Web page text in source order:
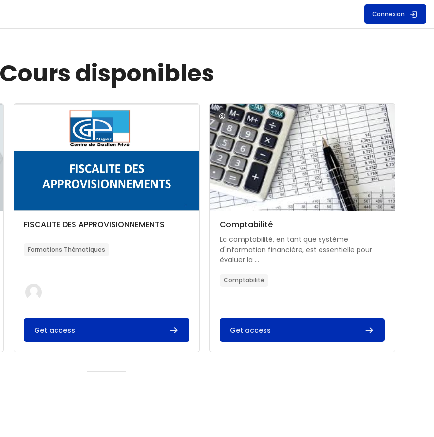
Connexion
Cours disponibles
Image du cours FISCALITE DES APPROVISIONNEMENTS
Catégorie de cours
Nom du cours
FISCALITE DES APPROVISIONNEMENTS
Formations Thématiques
Get access
Image du cours Comptabilité
Catégorie de cours
Nom du cours
Comptabilité
Résumé du cours :
La comptabilité, en tant que système
d'information financière, est essentielle pour
évaluer la ...
Comptabilité
Get access